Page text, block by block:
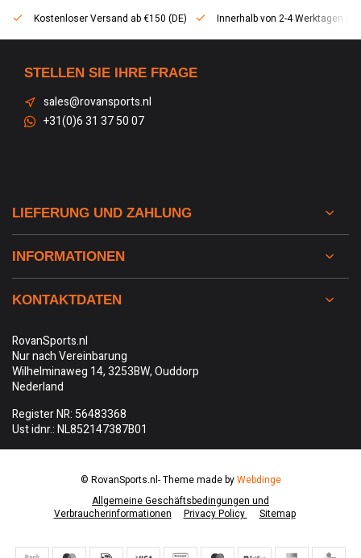
Kostenloser Versand ab €150 (DE) Innerhalb von 2-4 Werktagen
STELLEN SIE IHRE FRAGE
sales@rovansports.nl
+31(0)6 31 37 50 07
LIEFERUNG UND ZAHLUNG
INFORMATIONEN
KONTAKTDATEN
RovanSports.nl
Nur nach Vereinbarung
Wilhelminaweg 14, 3253BW, Ouddorp
Nederland
Register NR: 56483368
Ust idnr.: NL852147387B01
Allgemeine Geschäftsbedingungen und
Verbraucherinformationen
Privacy Policy Sitemap
© RovanSports.nl- Theme made byWebdinge